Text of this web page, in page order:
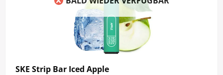
SKE Strip Bar Iced Apple